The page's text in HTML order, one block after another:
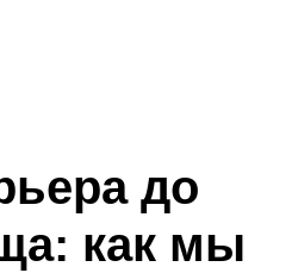
до
как мы